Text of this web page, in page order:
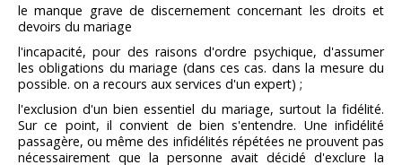
le manque grave de discernement concernant les droits et
devoirs du mariage
l'incapacité, pour des raisons d'ordre psychique, d'assumer
les obligations du mariage (dans ces cas. dans la mesure du
possible. on a recours aux services d'un expert) ;
l'exclusion d'un bien essentiel du mariage, surtout la fidélité.
Sur ce point, il convient de bien s'entendre. Une infidélité
passagère, ou même des infidélités répétées ne prouvent pas
nécessairement que la personne avait décidé d'exclure la